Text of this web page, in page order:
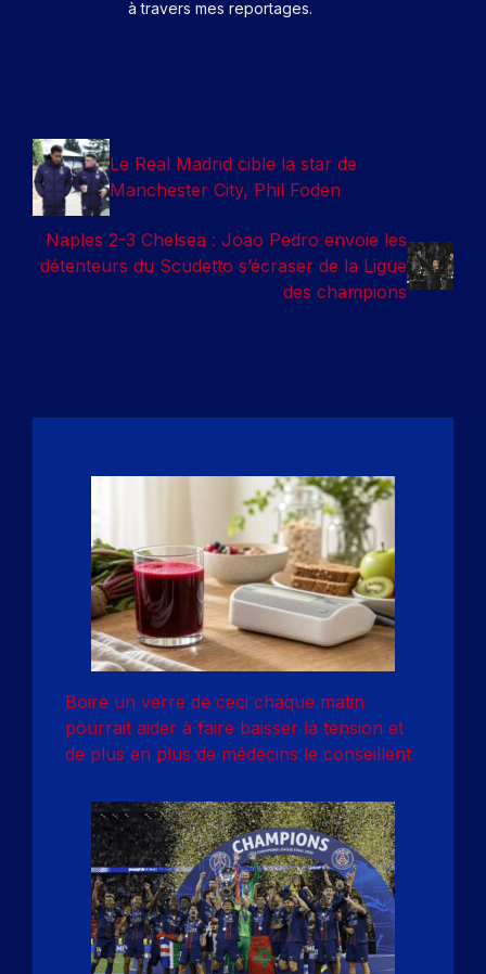
à travers mes reportages.
Le Real Madrid cible la star de
Manchester City, Phil Foden
Naples 2-3 Chelsea : Joao Pedro envoie les
détenteurs du Scudetto s’écraser de la Ligue
des champions
Boire un verre de ceci chaque matin
pourrait aider à faire baisser la tension et
de plus en plus de médecins le conseillent